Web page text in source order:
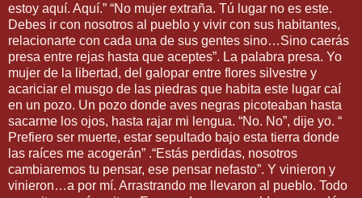
estoy aquí. Aquí.” “No mujer extraña. Tú lugar no es este.
Debes ir con nosotros al pueblo y vivir con sus habitantes,
relacionarte con cada una de sus gentes sino…Sino caerás
presa entre rejas hasta que aceptes”. La palabra presa. Yo
mujer de la libertad, del galopar entre flores silvestre y
acariciar el musgo de las piedras que habita este lugar caí
en un pozo. Un pozo donde aves negras picoteaban hasta
sacarme los ojos, hasta rajar mi lengua. “No. No”, dije yo. “
Prefiero ser muerte, estar sepultado bajo esta tierra donde
las raíces me acogerán” .“Estás perdidas, nosotros
cambiaremos tu pensar, ese pensar nefasto”. Y vinieron y
vinieron…a por mí. Arrastrando me llevaron al pueblo. Todo